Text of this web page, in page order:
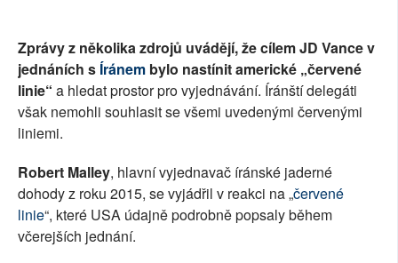
Zprávy z několika zdrojů uvádějí, že cílem JD Vance v
jednáních s Íránem bylo nastínit americké „červené
linie“ a hledat prostor pro vyjednávání. Íránští delegáti
však nemohli souhlasit se všemi uvedenými červenými
liniemi.
Robert Malley, hlavní vyjednavač íránské jaderné
dohody z roku 2015, se vyjádřil v reakci na „červené
linie“, které USA údajně podrobně popsaly během
včerejších jednání.